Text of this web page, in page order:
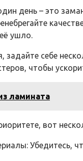
день – это
ушло.
задайте себе
чтобы
ламината
вот
Убедитесь,